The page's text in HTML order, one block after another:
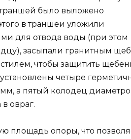
было выложено
в траншеи уложили
для отвода воды (при этом
засыпали гранитным
чтобы защитить
четыре
а пятый колодец
овраг.
площадь опоры, что